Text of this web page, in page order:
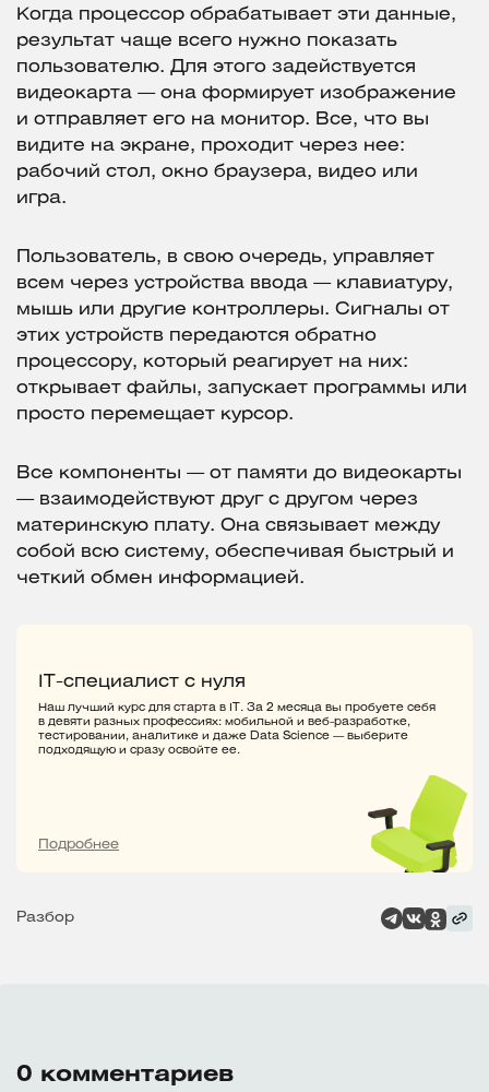
Когда процессор обрабатывает эти данные,
результат чаще всего нужно показать
пользователю. Для этого задействуется
видеокарта — она формирует изображение
и отправляет его на монитор. Все, что вы
видите на экране, проходит через нее:
рабочий стол, окно браузера, видео или
игра.
Пользователь, в свою очередь, управляет
всем через устройства ввода — клавиатуру,
мышь или другие контроллеры. Сигналы от
этих устройств передаются обратно
процессору, который реагирует на них:
открывает файлы, запускает программы или
просто перемещает курсор.
Все компоненты — от памяти до видеокарты
— взаимодействуют друг с другом через
материнскую плату. Она связывает между
собой всю систему, обеспечивая быстрый и
четкий обмен информацией.
IT-специалист с нуля
Наш лучший курс для старта в IT. За 2 месяца вы пробуете себя
в девяти разных профессиях: мобильной и веб-разработке,
тестировании, аналитике и даже Data Science — выберите
подходящую и сразу освойте ее.
Подробнее
Разбор
0 комментариев